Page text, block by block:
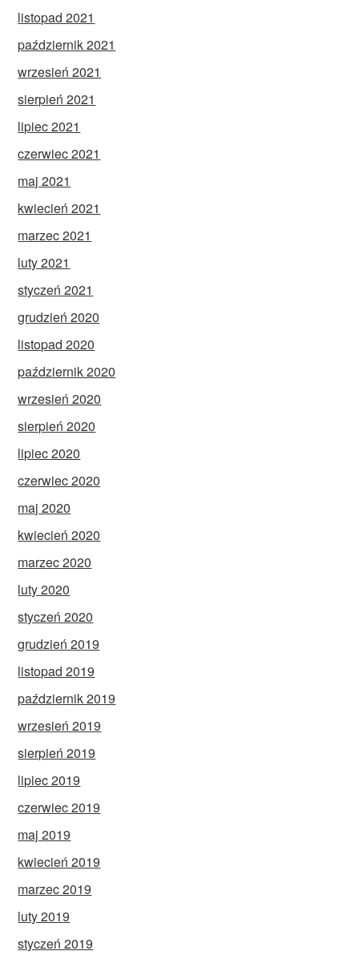
listopad 2021
październik 2021
wrzesień 2021
sierpień 2021
lipiec 2021
czerwiec 2021
maj 2021
kwiecień 2021
marzec 2021
luty 2021
styczeń 2021
grudzień 2020
listopad 2020
październik 2020
wrzesień 2020
sierpień 2020
lipiec 2020
czerwiec 2020
maj 2020
kwiecień 2020
marzec 2020
luty 2020
styczeń 2020
grudzień 2019
listopad 2019
październik 2019
wrzesień 2019
sierpień 2019
lipiec 2019
czerwiec 2019
maj 2019
kwiecień 2019
marzec 2019
luty 2019
styczeń 2019